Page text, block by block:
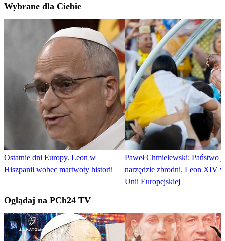
Wybrane dla Ciebie
Ostatnie dni Europy. Leon w
Hiszpanii wobec martwoty historii
Paweł Chmielewski: Państwo
narzędzie zbrodni. Leon XIV
Unii Europejskiej
Oglądaj na PCh24 TV